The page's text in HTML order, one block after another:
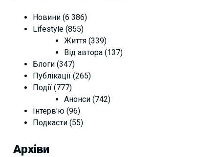
Новини (6 386)
Lifestyle (855)
Життя (339)
Від автора (137)
Блоги (347)
Публікації (265)
Події (777)
Анонси (742)
Інтерв'ю (96)
Подкасти (55)
Архіви